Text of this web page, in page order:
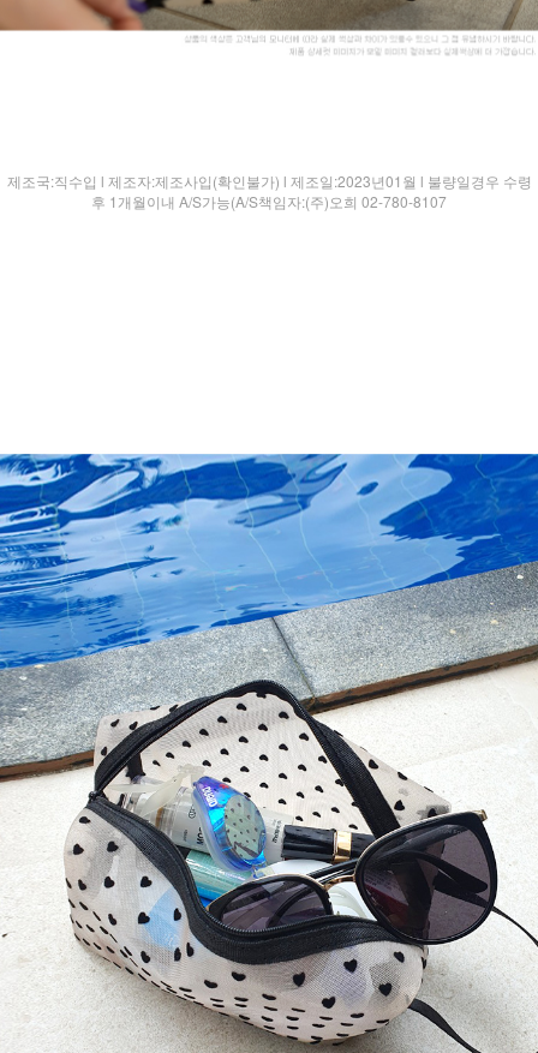
제조국:직수입 l 제조자:제조사입(확인불가) l 제조일:2023년01월 l 불량일경우 수령
후 1개월이내 A/S가능(A/S책임자:(주)오희 02-780-8107